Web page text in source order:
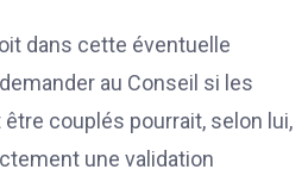
dans cette éventuelle
au Conseil si les
couplés pourrait, selon lui,
une validation